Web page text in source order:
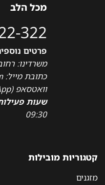
מכל הלב
322
פרטים
משרדינו: רחוב
כתובת מייל: m4aisrael@gmail.com
וואטסאפ (WhatsApp) - 058-6057111
שעות פעילות:
09:30
קטגוריות מובילות
מזגנים